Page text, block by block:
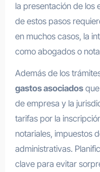
la presentación de los
de estos pasos
en muchos casos, la
como abogados o
Además de los
gastos asociadosque
de empresa y la
tarifas por la
notariales, impuestos
administrativas.
clave para evitar